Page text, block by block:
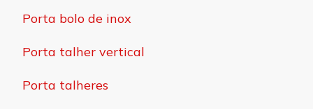
Porta bolo de inox
Porta talher vertical
Porta talheres